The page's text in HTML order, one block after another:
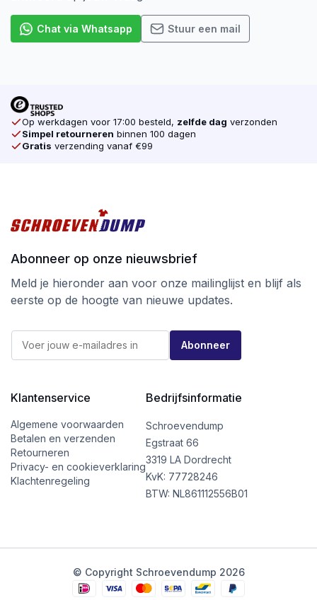
Chat via Whatsapp Stuur een mail
Op werkdagen voor 17:00 besteld, zelfde dag verzonden
Simpel retourneren binnen 100 dagen
Gratis verzending vanaf €99
Abonneer op onze nieuwsbrief
Meld je hieronder aan voor onze mailinglijst en blijf als
eerste op de hoogte van nieuwe updates.
a
E
m
a
i
l
*
E
m
l
Abonneer
Klantenservice
Algemene voorwaarden
Betalen en verzenden
Retourneren
Privacy- en cookieverklaring
Klachtenregeling
Bedrijfsinformatie
Schroevendump
Egstraat 66
3319 LA Dordrecht
KvK: 77728246
BTW: NL861112556B01
© Copyright Schroevendump 2026